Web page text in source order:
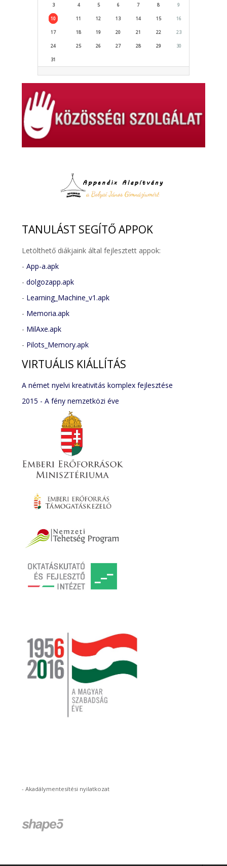
3 4 5 6 7 8 9
10 11 12 13 14 15 16
17 18 19 20 21 22 23
24 25 26 27 28 29 30
31
TANULÁST SEGÍTŐ APPOK
Letölthető diákjaink által fejlesztett appok:
-App-a.apk
-dolgozapp.apk
- Learning_Machine_v1.apk
- Memoria.apk
- MilAxe.apk
- Pilots_Memory.apk
VIRTUÁLIS KIÁLLÍTÁS
A német nyelvi kreativitás komplex fejlesztése
2015 - A fény nemzetközi éve
-Akadálymentesítési nyilatkozat